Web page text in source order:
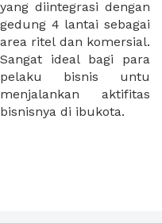
bisnisnya di ibukota.